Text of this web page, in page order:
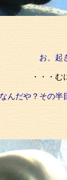
お、起
・・・む
なんだや？その半